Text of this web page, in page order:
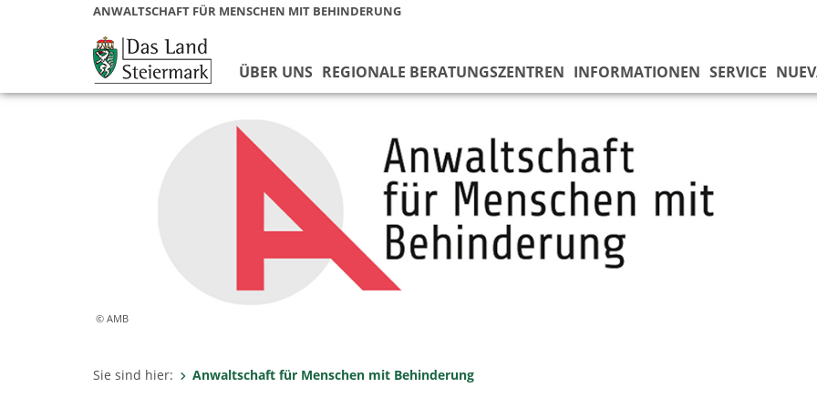
ANWALTSCHAFT FÜR MENSCHEN MIT BEHINDERUNG
ÜBER UNS REGIONALE BERATUNGSZENTREN INFORMATIONEN SERVICE
© AMB
Sie sind hier: Anwaltschaft für Menschen mit Behinderung